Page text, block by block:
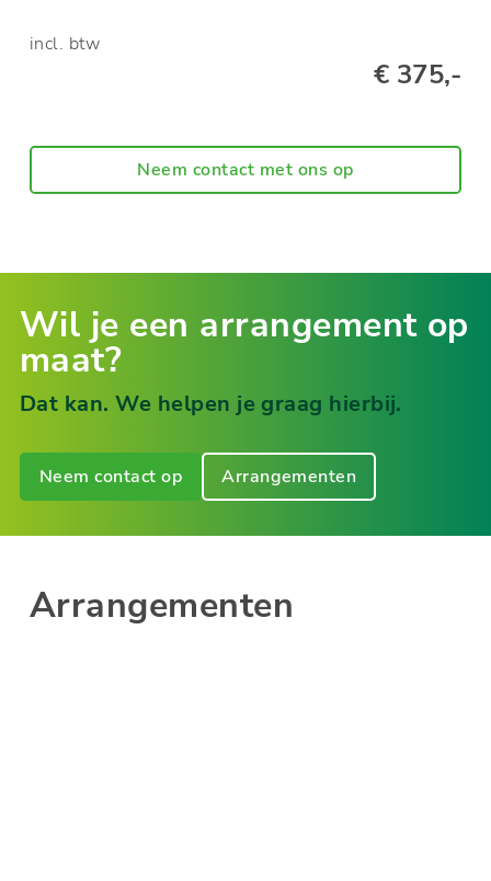
incl. btw
€ 375,-
Neem contact met ons op
Wil je een arrangement op
maat?
Dat kan. We helpen je graag hierbij.
Neem contact op Arrangementen
Arrangementen